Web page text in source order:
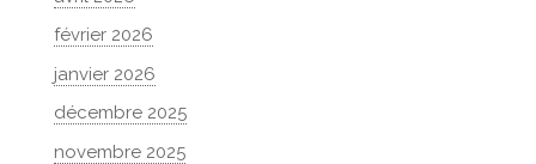
février 2026
janvier 2026
décembre 2025
novembre 2025